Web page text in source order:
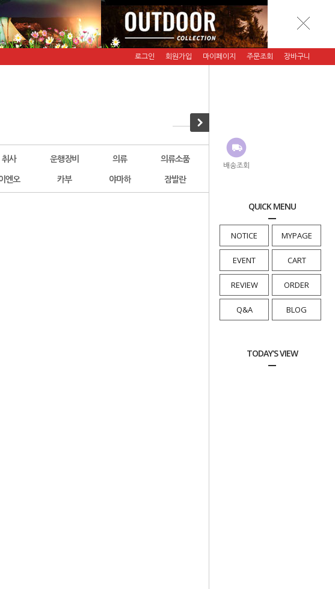
배송조회
QUICK MENU
NOTICE MYPAGE
EVENT CART
REVIEW ORDER
Q&A BLOG
TODAY'S VIEW
로그인 회원가입 마이페이지 주문조회 장바구니
취사 운행장비 의류 의류소품 악세서리
엔오 카부 야마하 잠발란
· HOME>그래니트기어